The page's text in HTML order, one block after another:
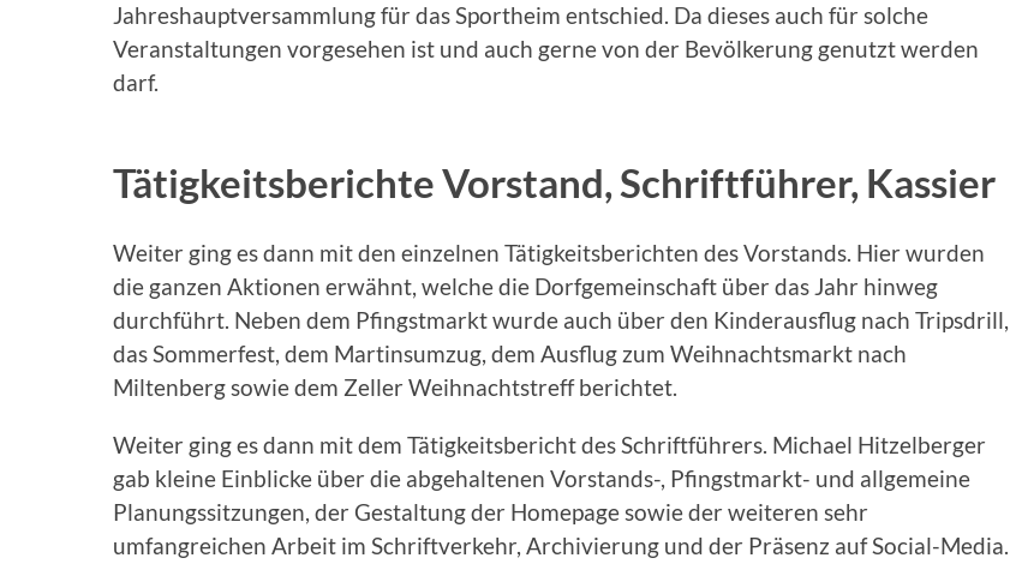
Jahreshauptversammlung für das Sportheim entschied. Da dieses auch für solche
Veranstaltungen vorgesehen ist und auch gerne von der Bevölkerung genutzt werden
darf.
Tätigkeitsberichte Vorstand, Schriftführer, Kassier
Weiter ging es dann mit den einzelnen Tätigkeitsberichten des Vorstands. Hier wurden
die ganzen Aktionen erwähnt, welche die Dorfgemeinschaft über das Jahr hinweg
durchführt. Neben dem Pfingstmarkt wurde auch über den Kinderausflug nach Tripsdrill,
das Sommerfest, dem Martinsumzug, dem Ausflug zum Weihnachtsmarkt nach
Miltenberg sowie dem Zeller Weihnachtstreff berichtet.
Weiter ging es dann mit dem Tätigkeitsbericht des Schriftführers. Michael Hitzelberger
gab kleine Einblicke über die abgehaltenen Vorstands-, Pfingstmarkt- und allgemeine
Planungssitzungen, der Gestaltung der Homepage sowie der weiteren sehr
umfangreichen Arbeit im Schriftverkehr, Archivierung und der Präsenz auf Social-Media.